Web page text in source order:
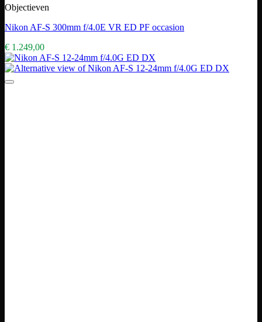
Objectieven
Nikon AF-S 300mm f/4.0E VR ED PF occasion
€ 1.249,00